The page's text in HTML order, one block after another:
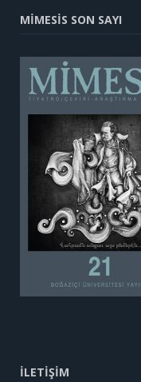
MİMESİS SON SAYI
İLETİŞİM